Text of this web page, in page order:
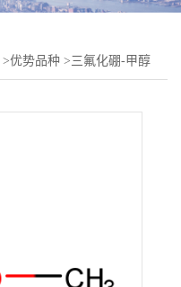
>优势品种 >三氟化硼-甲醇